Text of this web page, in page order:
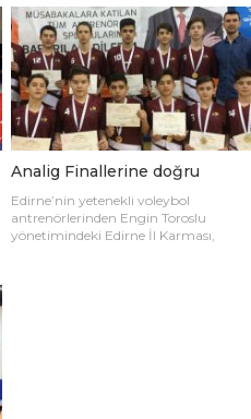
ile Ecacılar Odası karşı karşıya geldi.
Maçı üçyüzden fazla voleybol sever
izledi. Takımlar sahaya şu kadrolarla
çıktılar: Voleybol Hakemleri: Oğulcan
Kuru, Öyküm Akıncı, Ecem Göçmen,
Özge Göktaş, Rabia Acun, Gökay
Karatop, Semih Sormaz, Coşkun
Özsoy […]
Analig Finallerine doğru
Edirne’nin yetenekli voleybol
antrenörlerinden Engin Toroslu
yönetimindeki Edirne İl Karması,